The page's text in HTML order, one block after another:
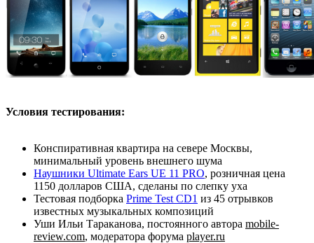
Условия тестирования:
Конспиративная квартира на севере Москвы,
минимальный уровень внешнего шума
Наушники Ultimate Ears UE 11 PRO, розничная цена
1150 долларов США, сделаны по слепку уха
Тестовая подборка Prime Test CD1 из 45 отрывков
известных музыкальных композиций
Уши Ильи Тараканова, постоянного автора mobile-
review.com, модератора форума player.ru